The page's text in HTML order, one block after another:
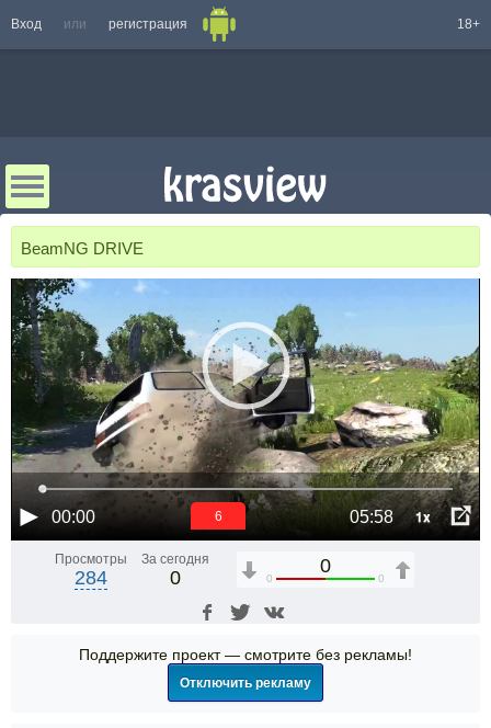
Вход или регистрация 18+
BeamNG DRIVE
00:00 05:58 1x
5
Просмотры
284
За сегодня
0
0
0 0
Поддержите проект — смотрите без рекламы!
Отключить рекламу